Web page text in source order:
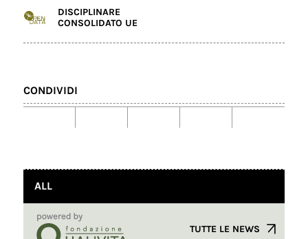
DISCIPLINARE
CONSOLIDATO UE
CONDIVIDI
ALL
TUTTE LE NEWS